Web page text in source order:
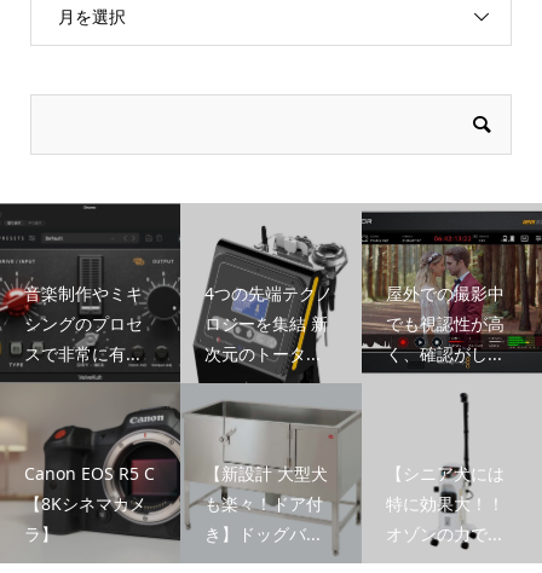
月を選択
音楽制作やミキ
シングのプロセ
スで非常に有...
4つの先端テクノ
ロジーを集結 新
次元のトータ...
屋外での撮影中
でも視認性が高
く、確認がし...
Canon EOS R5 C
【8Kシネマカメ
ラ】
【新設計 大型犬
も楽々！ドア付
き】ドッグバ...
【シニア犬には
特に効果大！！
オゾンの力で...